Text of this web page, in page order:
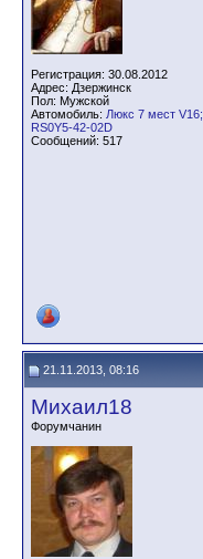
Регистрация: 30.08.2012
Адрес: Дзержинск
Пол: Мужской
Автомобиль: Люкс 7 мест V16;
RS0Y5-42-02D
Сообщений: 517
21.11.2013, 08:16
Михаил18
Форумчанин